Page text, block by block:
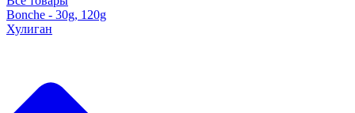
Bonche - 30g, 120g
Хулиган